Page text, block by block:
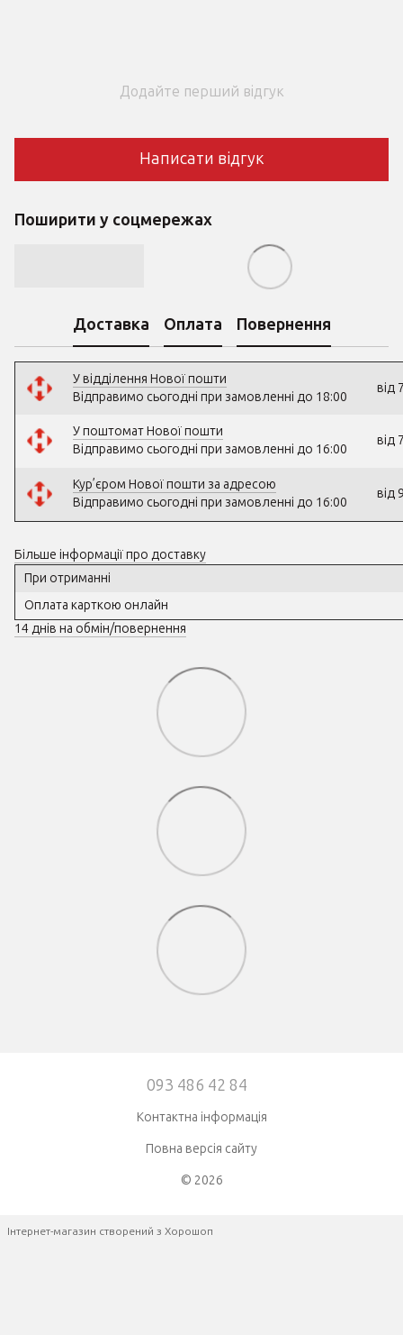
Додайте перший відгук
Написати відгук
Поширити у соцмережах
Доставка Оплата Повернення
У відділення Нової пошти
Відправимо сьогодні при замовленні до 18:00
від
У поштомат Нової пошти
Відправимо сьогодні при замовленні до 16:00
від
Кур’єром Нової пошти за адресою
Відправимо сьогодні при замовленні до 16:00
від
Більше інформації про доставку
При отриманні
Оплата карткою онлайн
14 днів на обмін/повернення
093 486 42 84
Контактна інформація
Повна версія сайту
© 2026
Інтернет-магазин створений з Хорошоп